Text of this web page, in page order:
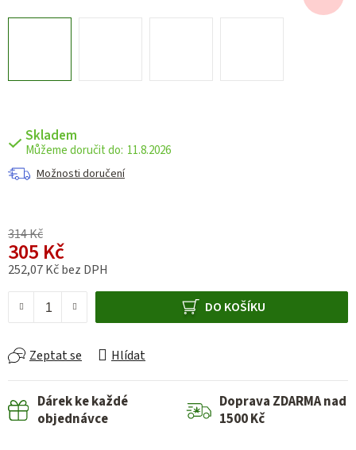
Skladem
11.8.2026
Možnosti doručení
314 Kč
305 Kč
252,07 Kč bez DPH
DO KOŠÍKU
Zeptat se Hlídat
Dárek ke každé
objednávce
Doprava ZDARMA nad
1500 Kč